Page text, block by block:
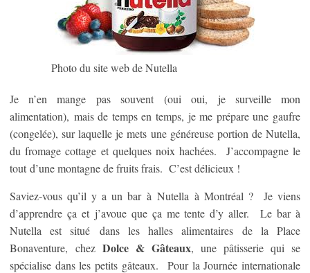
Photo du site web de Nutella
Je n’en mange pas souvent (oui oui, je surveille mon
alimentation), mais de temps en temps, je me prépare une gaufre
(congelée), sur laquelle je mets une généreuse portion de Nutella,
du fromage cottage et quelques noix hachées. J’accompagne le
tout d’une montagne de fruits frais. C’est délicieux !
Saviez-vous qu’il y a un bar à Nutella à Montréal ? Je viens
d’apprendre ça et j’avoue que ça me tente d’y aller. Le bar à
Nutella est situé dans les halles alimentaires de la Place
Bonaventure, chez Dolce & Gâteaux, une pâtisserie qui se
spécialise dans les petits gâteaux. Pour la Journée internationale